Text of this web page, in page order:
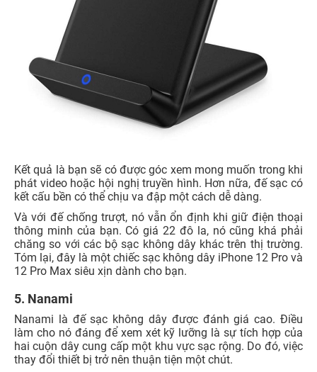
Kết quả là bạn sẽ có được góc xem mong muốn trong khi
phát video hoặc hội nghị truyền hình. Hơn nữa, đế sạc có
kết cấu bền có thể chịu va đập một cách dễ dàng.
Và với đế chống trượt, nó vẫn ổn định khi giữ điện thoại
thông minh của bạn. Có giá 22 đô la, nó cũng khá phải
chăng so với các bộ sạc không dây khác trên thị trường.
Tóm lại, đây là một chiếc sạc không dây iPhone 12 Pro và
12 Pro Max siêu xịn dành cho bạn.
5. Nanami
Nanami là đế sạc không dây được đánh giá cao. Điều
làm cho nó đáng để xem xét kỹ lưỡng là sự tích hợp của
hai cuộn dây cung cấp một khu vực sạc rộng. Do đó, việc
thay đổi thiết bị trở nên thuận tiện một chút.